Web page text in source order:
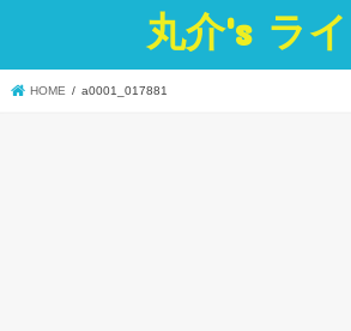
丸介's ラ
HOME a0001_017881